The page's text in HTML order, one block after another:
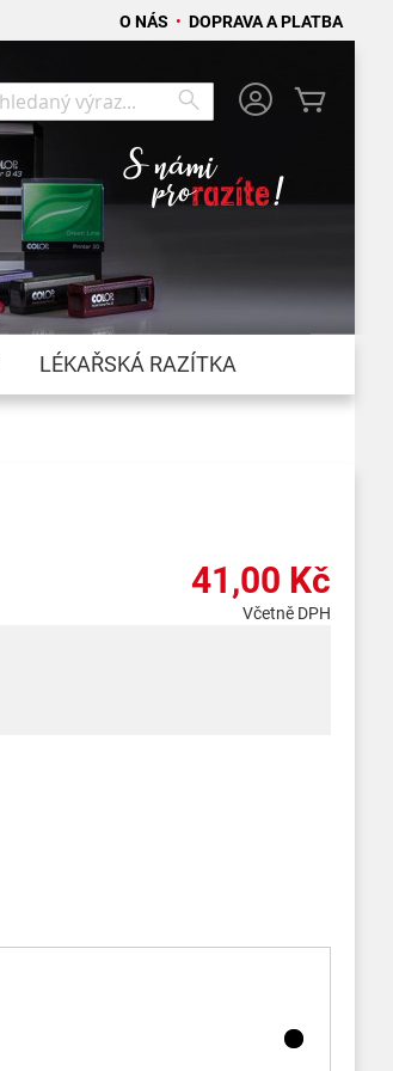
O NÁS • DOPRAVA A PLATBA
Search
LÉKAŘSKÁ RAZÍTKA
41,00 Kč
Včetně DPH